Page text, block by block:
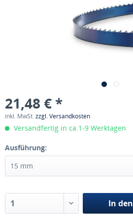
21,48 € *
inkl. MwSt.zzgl. Versandkosten
Versandfertig in ca.1-9 Werktagen
Ausführung:
In den